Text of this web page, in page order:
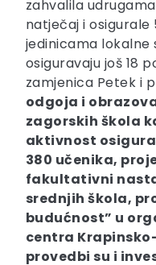
zahvalila
natječaj i
jedinicama lokalne
osiguravaju još 18
zamjenica Petek i
odgoja i
zagorskih škola
aktivnost
380 učenika,
fakultativni
srednjih škola,
budućnost” u
centra
provedbi su i